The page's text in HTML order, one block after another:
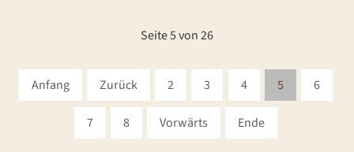
Seite 5 von 26
Anfang Zurück 2 3 4 5 6
7 8 Vorwärts Ende